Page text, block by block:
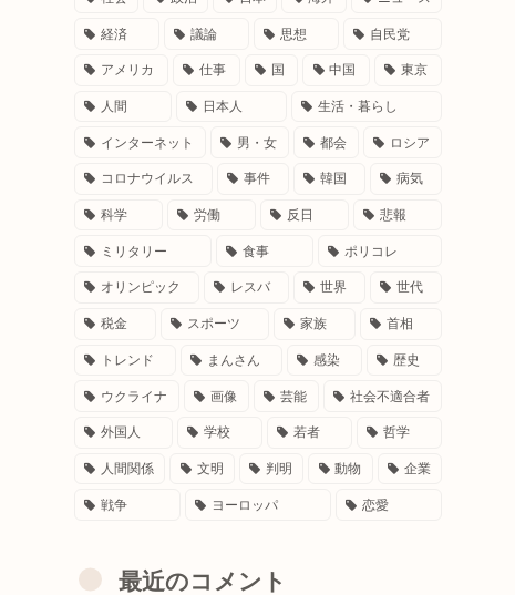
経済 議論 思想 自民党
アメリカ 仕事 国 中国 東京
人間 日本人 生活・暮らし
インターネット 男・女 都会 ロシア
コロナウイルス 事件 韓国 病気
科学 労働 反日 悲報
ミリタリー 食事 ポリコレ
オリンピック レスバ 世界 世代
税金 スポーツ 家族 首相
トレンド まんさん 感染 歴史
ウクライナ 画像 芸能 社会不適合者
外国人 学校 若者 哲学
人間関係 文明 判明 動物 企業
戦争 ヨーロッパ 恋愛
最近のコメント